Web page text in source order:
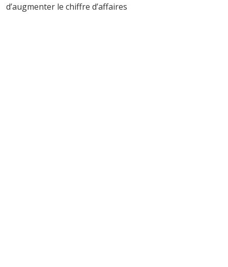
d’augmenter le chiffre d’affaires